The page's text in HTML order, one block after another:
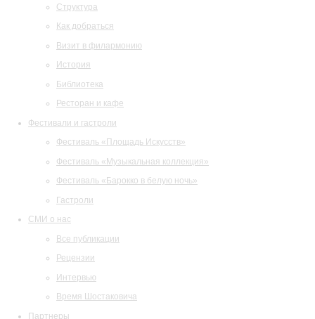
Структура
Как добраться
Визит в филармонию
История
Библиотека
Ресторан и кафе
Фестивали и гастроли
Фестиваль «Площадь Искусств»
Фестиваль «Музыкальная коллекция»
Фестиваль «Барокко в белую ночь»
Гастроли
СМИ о нас
Все публикации
Рецензии
Интервью
Время Шостаковича
Партнеры